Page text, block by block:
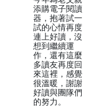
添購電子閱讀
器，抱著試一
試的心情再度
連上好讀，沒
想到繼續運
作，還有這麼
多讀友再度回
來這裡，感覺
很溫暖，謝謝
好讀與團隊們
的努力。